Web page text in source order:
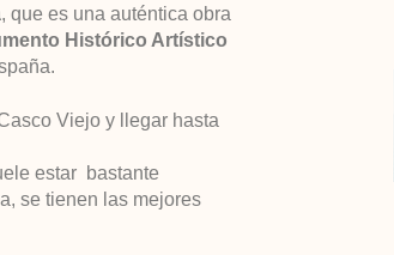
, que es una auténtica obra
Histórico Artístico
Viejo y llegar hasta
estar bastante
se tienen las mejores